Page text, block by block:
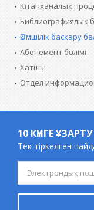
Кітапханалық
Библиографиялық
Әкімшілік басқару
Абонемент бөлімі
Хатшы
Отдел
10 КҮНГЕ ҰЗАРТУ
Тек тіркелген